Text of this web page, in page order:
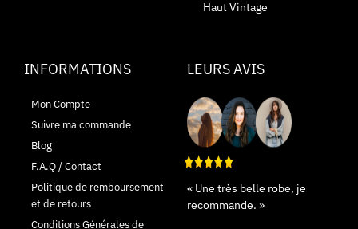
Haut Vintage
INFORMATIONS
Mon Compte
Suivre ma commande
Blog
F.A.Q / Contact
Politique de remboursement
et de retours
Conditions Générales de
LEURS AVIS
« Une très belle robe, je
recommande. »